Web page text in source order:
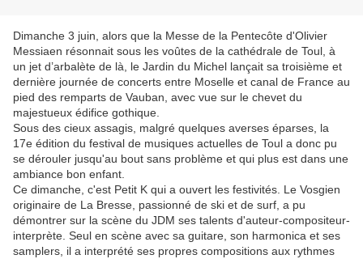
Dimanche 3 juin, alors que la Messe de la Pentecôte d'Olivier
Messiaen résonnait sous les voûtes de la cathédrale de Toul, à
un jet d’arbalète de là, le Jardin du Michel lançait sa troisième et
dernière journée de concerts entre Moselle et canal de France au
pied des remparts de Vauban, avec vue sur le chevet du
majestueux édifice gothique.
Sous des cieux assagis, malgré quelques averses éparses, la
17e édition du festival de musiques actuelles de Toul a donc pu
se dérouler jusqu'au bout sans problème et qui plus est dans une
ambiance bon enfant.
Ce dimanche, c'est Petit K qui a ouvert les festivités. Le Vosgien
originaire de La Bresse, passionné de ski et de surf, a pu
démontrer sur la scène du JDM ses talents d'auteur-compositeur-
interprète. Seul en scène avec sa guitare, son harmonica et ses
samplers, il a interprété ses propres compositions aux rythmes